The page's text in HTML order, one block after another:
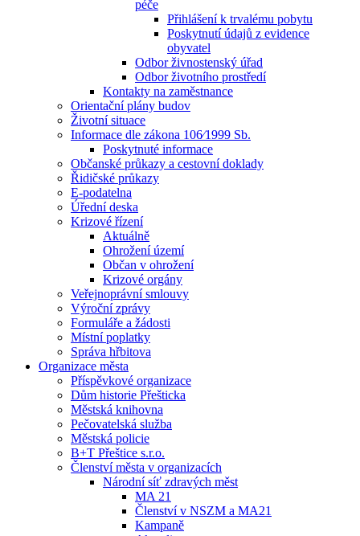
péče
Přihlášení k trvalému pobytu
Poskytnutí údajů z evidence
obyvatel
Odbor živnostenský úřad
Odbor životního prostředí
Kontakty na zaměstnance
Orientační plány budov
Životní situace
Informace dle zákona 106⁄1999 Sb.
Poskytnuté informace
Občanské průkazy a cestovní doklady
Řidičské průkazy
E-podatelna
Úřední deska
Krizové řízení
Aktuálně
Ohrožení území
Občan v ohrožení
Krizové orgány
Veřejnoprávní smlouvy
Výroční zprávy
Formuláře a žádosti
Místní poplatky
Správa hřbitova
Organizace města
Příspěvkové organizace
Dům historie Přešticka
Městská knihovna
Pečovatelská služba
Městská policie
B+T Přeštice s.r.o.
Členství města v organizacích
Národní síť zdravých měst
MA 21
Členství v NSZM a MA21
Kampaně